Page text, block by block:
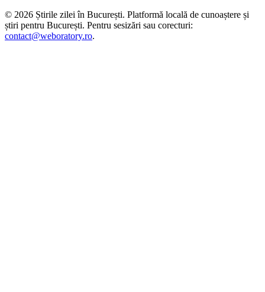
© 2026 Știrile zilei în București. Platformă locală de cunoaștere și
știri pentru București. Pentru sesizări sau corecturi:
contact@weboratory.ro.